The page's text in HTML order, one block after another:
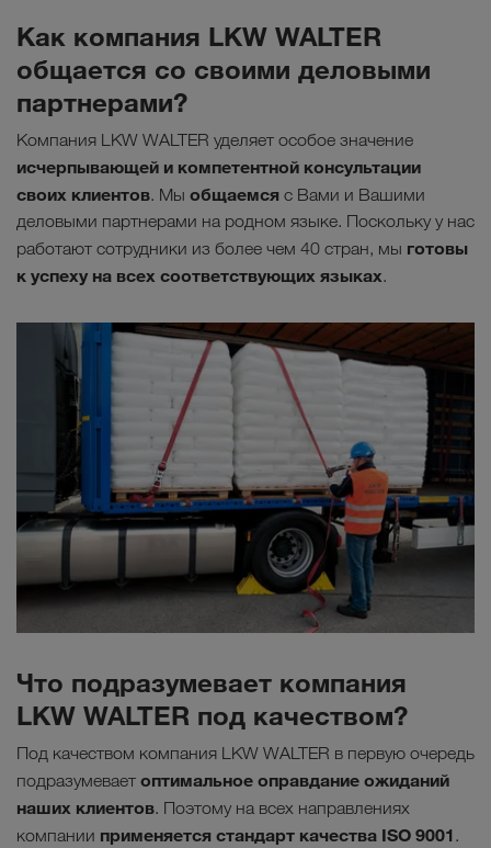
Как компания LKW WALTER
общается со своими деловыми
партнерами?
Компания LKW WALTER уделяет особое значение
исчерпывающей и компетентной консультации
своих клиентов. Мы общаемся с Вами и Вашими
деловыми партнерами на родном языке. Поскольку у нас
работают сотрудники из более чем 40 стран, мы готовы
к успеху на всех соответствующих языках.
Что подразумевает компания
LKW WALTER под качеством?
Под качеством компания LKW WALTER в первую очередь
подразумевает оптимальное оправдание ожиданий
наших клиентов. Поэтому на всех направлениях
компании применяется стандарт качества ISO 9001.